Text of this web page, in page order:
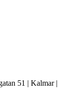
51 | Kalmar |